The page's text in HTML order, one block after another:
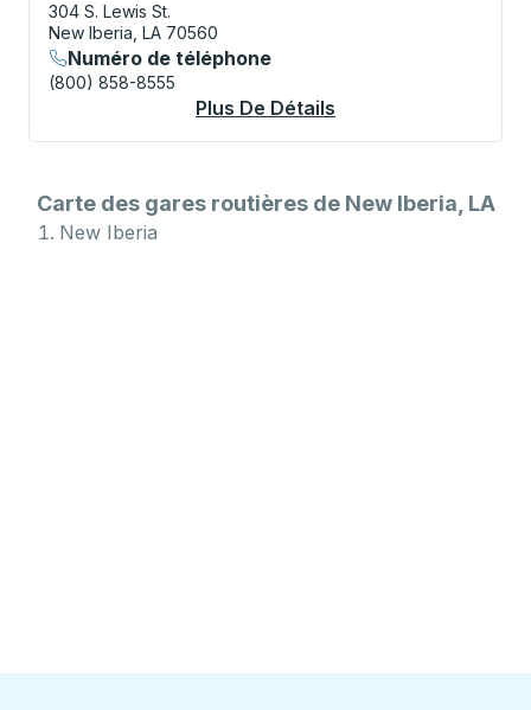
304 S. Lewis St.
New Iberia, LA 70560
Numéro de téléphone
(800) 858-8555
Plus De Détails
Carte des gares routières de New Iberia, LA
New Iberia